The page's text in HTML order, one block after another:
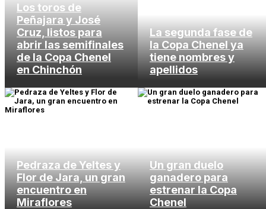
Los toros de
Peñajara y José
Cruz, listos para
abrir las semifinales
de la Copa Chenel
en Chinchón
La segunda fase de
la Copa Chenel ya
tiene nombres y
apellidos
Pedraza de Yeltes y
Flor de Jara, un gran
encuentro en
Miraflores
Un gran duelo
ganadero para
estrenar la Copa
Chenel